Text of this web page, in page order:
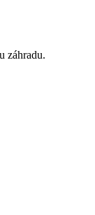
záhradu.